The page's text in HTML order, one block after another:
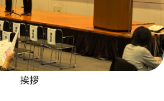
挨拶